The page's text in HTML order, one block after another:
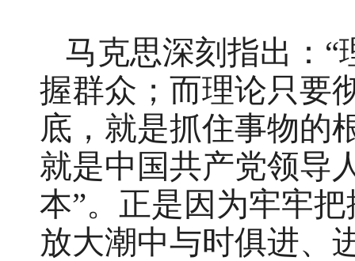
马克思深刻指出：“
握群众；而理论只要
底，就是抓住事物的
就是中国共产党领导
本”。正是因为牢牢
放大潮中与时俱进、